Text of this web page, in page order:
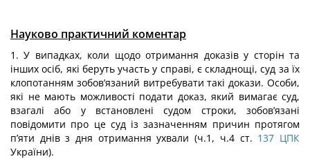
Науково практичний коментар
1. У випадках, коли щодо отримання доказів у сторін та
інших осіб, які беруть участь у справі, є складнощі, суд за їх
клопотанням зобов’язаний витребувати такі докази. Особи,
які не мають можливості подати доказ, який вимагає суд,
взагалі або у встановлені судом строки, зобов’язані
повідомити про це суд із зазначенням причин протягом
п’яти днів з дня отримання ухвали (ч.1, ч.4 ст. 137 ЦПК
України).